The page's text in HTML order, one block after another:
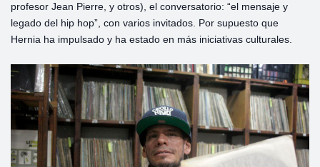
profesor Jean Pierre, y otros), el conversatorio: “el mensaje y
legado del hip hop”, con varios invitados. Por supuesto que
Hernia ha impulsado y ha estado en más iniciativas culturales.